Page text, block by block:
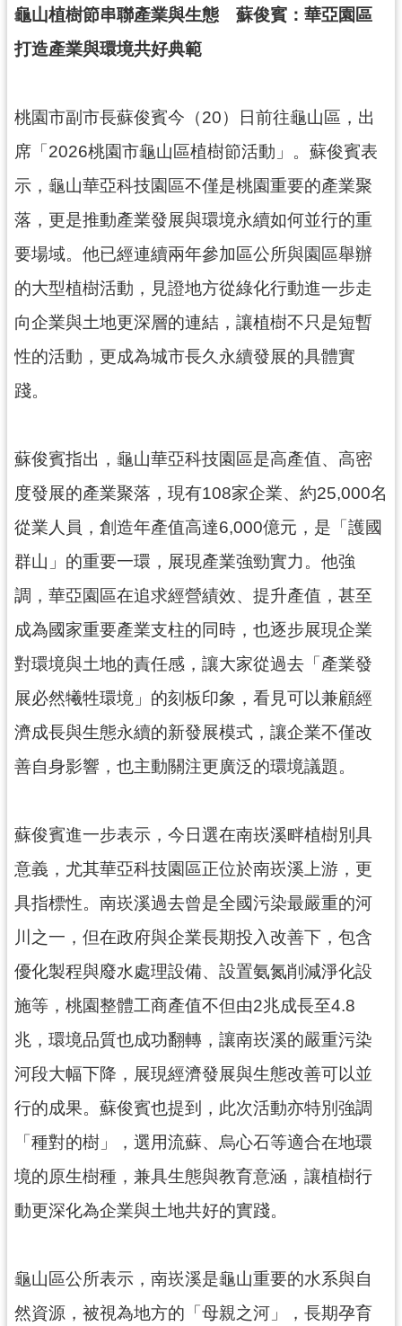
公
告
服
務
政
資
訊
公
開
首
頁
導
覽
市
政
信
箱
常
見
問
答
桃
園
市
入
網
隱
私
權
政
策
網
站
安
全
策
政
府
資
開
龜山植樹節串聯產業與生態 蘇俊賓：華亞園區
打造產業與環境共好典範
桃園市副市長蘇俊賓今（20）日前往龜山區，出
席「2026桃園市龜山區植樹節活動」。蘇俊賓表
示，龜山華亞科技園區不僅是桃園重要的產業聚
落，更是推動產業發展與環境永續如何並行的重
要場域。他已經連續兩年參加區公所與園區舉辦
的大型植樹活動，見證地方從綠化行動進一步走
向企業與土地更深層的連結，讓植樹不只是短暫
性的活動，更成為城市長久永續發展的具體實
踐。
蘇俊賓指出，龜山華亞科技園區是高產值、高密
度發展的產業聚落，現有108家企業、約25,000名
從業人員，創造年產值高達6,000億元，是「護國
群山」的重要一環，展現產業強勁實力。他強
調，華亞園區在追求經營績效、提升產值，甚至
成為國家重要產業支柱的同時，也逐步展現企業
對環境與土地的責任感，讓大家從過去「產業發
展必然犧牲環境」的刻板印象，看見可以兼顧經
濟成長與生態永續的新發展模式，讓企業不僅改
善自身影響，也主動關注更廣泛的環境議題。
蘇俊賓進一步表示，今日選在南崁溪畔植樹別具
意義，尤其華亞科技園區正位於南崁溪上游，更
具指標性。南崁溪過去曾是全國污染最嚴重的河
川之一，但在政府與企業長期投入改善下，包含
優化製程與廢水處理設備、設置氨氮削減淨化設
施等，桃園整體工商產值不但由2兆成長至4.8
兆，環境品質也成功翻轉，讓南崁溪的嚴重污染
河段大幅下降，展現經濟發展與生態改善可以並
行的成果。蘇俊賓也提到，此次活動亦特別強調
「種對的樹」，選用流蘇、烏心石等適合在地環
境的原生樹種，兼具生態與教育意涵，讓植樹行
動更深化為企業與土地共好的實踐。
龜山區公所表示，南崁溪是龜山重要的水系與自
然資源，被視為地方的「母親之河」，長期孕育